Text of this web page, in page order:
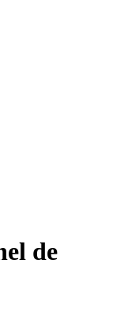
de